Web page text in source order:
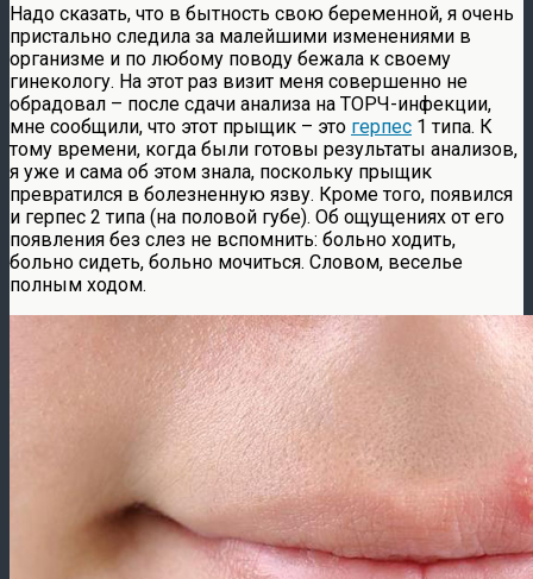
Надо сказать, что в бытность свою беременной, я очень
пристально следила за малейшими изменениями в
организме и по любому поводу бежала к своему
гинекологу. На этот раз визит меня совершенно не
обрадовал – после сдачи анализа на ТОРЧ-инфекции,
мне сообщили, что этот прыщик – это герпес 1 типа. К
тому времени, когда были готовы результаты анализов,
я уже и сама об этом знала, поскольку прыщик
превратился в болезненную язву. Кроме того, появился
и герпес 2 типа (на половой губе). Об ощущениях от его
появления без слез не вспомнить: больно ходить,
больно сидеть, больно мочиться. Словом, веселье
полным ходом.